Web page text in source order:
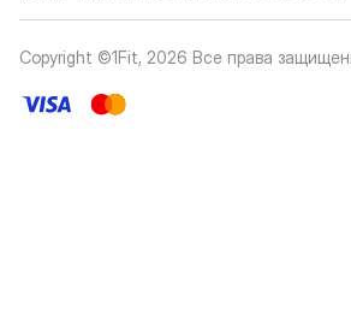
Copyright ©1Fit, 2026 Все права